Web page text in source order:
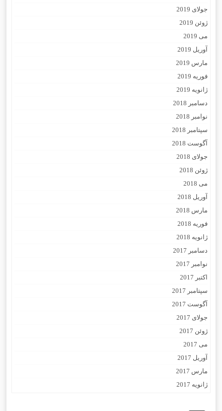
جولای 2019
ژوئن 2019
می 2019
آوریل 2019
مارس 2019
فوریه 2019
ژانویه 2019
دسامبر 2018
نوامبر 2018
سپتامبر 2018
آگوست 2018
جولای 2018
ژوئن 2018
می 2018
آوریل 2018
مارس 2018
فوریه 2018
ژانویه 2018
دسامبر 2017
نوامبر 2017
اکتبر 2017
سپتامبر 2017
آگوست 2017
جولای 2017
ژوئن 2017
می 2017
آوریل 2017
مارس 2017
ژانویه 2017